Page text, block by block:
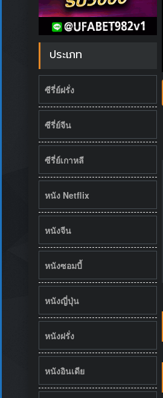
ประเภท
ซีรี่ย์ฝรั่ง
ซีรี่ย์จีน
ซีรี่ย์เกาหลี
หนัง Netflix
หนังจีน
หนังซอมบี้
หนังญี่ปุ่น
หนังฝรั่ง
หนังอินเดีย